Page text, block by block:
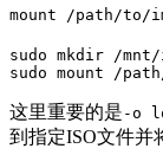
mount /path/to/
sudo mkdir /
sudo mount /
这里重要的是 -o
到指定ISO文件并